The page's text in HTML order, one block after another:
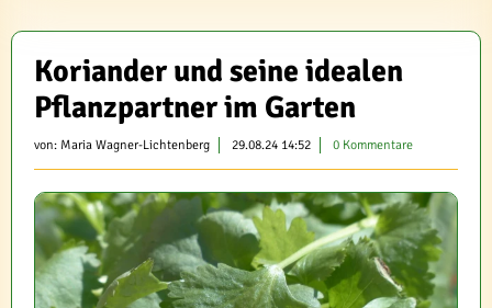
Koriander und seine idealen
Pflanzpartner im Garten
von: Maria Wagner-Lichtenberg 29.08.24 14:52 0 Kommentare